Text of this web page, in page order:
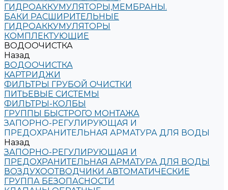
ГИДРОАККУМУЛЯТОРЫ,МЕМБРАНЫ.
БАКИ РАСШИРИТЕЛЬНЫЕ
ГИДРОАККУМУЛЯТОРЫ
КОМПЛЕКТУЮЩИЕ
ВОДООЧИСТКА
Назад
ВОДООЧИСТКА
КАРТРИДЖИ
ФИЛЬТРЫ ГРУБОЙ ОЧИСТКИ
ПИТЬЕВЫЕ СИСТЕМЫ
ФИЛЬТРЫ-КОЛБЫ
ГРУППЫ БЫСТРОГО МОНТАЖА
ЗАПОРНО-РЕГУЛИРУЮЩАЯ И
ПРЕДОХРАНИТЕЛЬНАЯ АРМАТУРА ДЛЯ ВОДЫ
Назад
ЗАПОРНО-РЕГУЛИРУЮЩАЯ И
ПРЕДОХРАНИТЕЛЬНАЯ АРМАТУРА ДЛЯ ВОДЫ
ВОЗДУХООТВОДЧИКИ АВТОМАТИЧЕСКИЕ
ГРУППА БЕЗОПАСНОСТИ